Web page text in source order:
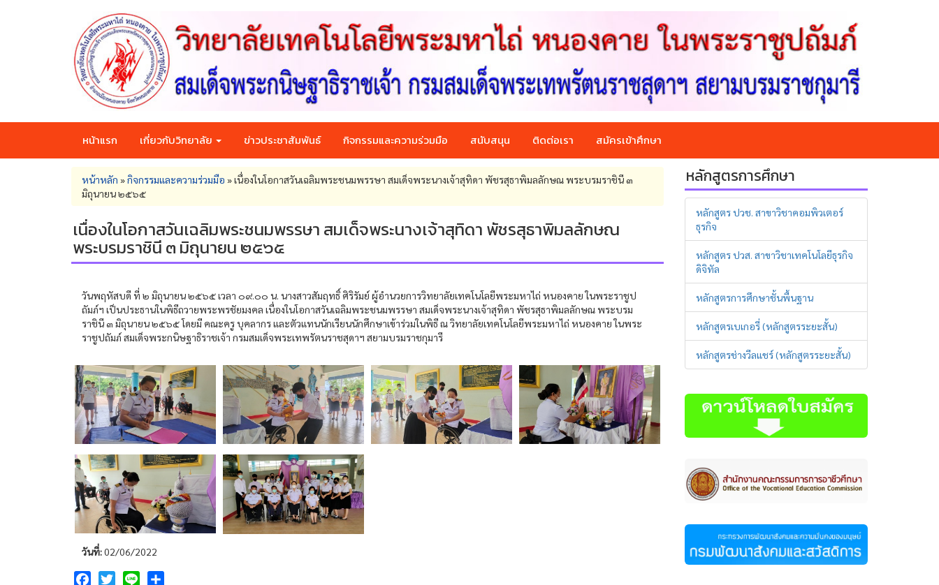
หน้าแรก เกี่ยวกับวิทยาลัย ข่าวประชาสัมพันธ์ กิจกรรมและความร่วมมือ สนับสนุน ติดต่อเรา สมัครเข้าศึกษา
You
are
here
หน้าหลัก »กิจกรรมและความร่วมมือ »เนื่องในโอกาสวันเฉลิมพระชนมพรรษา สมเด็จพระนางเจ้าสุทิดา พัชรสุธาพิมลลักษณ พระบรมราชินี ๓
มิถุนายน ๒๕๖๕
เนื่องในโอกาสวันเฉลิมพระชนมพรรษา สมเด็จพระนางเจ้าสุทิดา พัชรสุธาพิมลลักษณ
พระบรมราชินี ๓ มิถุนายน ๒๕๖๕
วันพฤหัสบดี ที่ ๒ มิถุนายน ๒๕๖๕ เวลา ๐๙.๐๐ น. นางสาวสัมฤทธิ์ ศิริรัมย์ ผู้อำนวยการวิทยาลัยเทคโนโลยีพระมหาไถ่ หนองคาย ในพระราชูป
ถัมภ์ฯ เป็นประธานในพิธีถวายพระพรชัยมงคล เนื่องในโอกาสวันเฉลิมพระชนมพรรษา สมเด็จพระนางเจ้าสุทิดา พัชรสุธาพิมลลักษณ พระบรม
ราชินี ๓ มิถุนายน ๒๕๖๕ โดยมี คณะครู บุคลากร และตัวแทนนักเรียนนักศึกษาเข้าร่วมในพิธี ณ วิทยาลัยเทคโนโลยีพระมหาไถ่ หนองคาย ในพระ
ราชูปถัมภ์ สมเด็จพระกนิษฐาธิราชเจ้า กรมสมเด็จพระเทพรัตนราชสุดาฯ สยามบรมราชกุมารี
วันที่:02/06/2022
Facebook
Twitter Line
หลักสูตรการศึกษา
หลักสูตร ปวช. สาขาวิชาคอมพิวเตอร์
ธุรกิจ
หลักสูตร ปวส. สาขาวิชาเทคโนโลยีธุรกิจ
ดิจิทัล
หลักสูตรการศึกษาชั้นพื้นฐาน
หลักสูตรเบเกอรี่ (หลักสูตรระยะสั้น)
หลักสูตรช่างวีลแชร์ (หลักสูตรระยะสั้น)